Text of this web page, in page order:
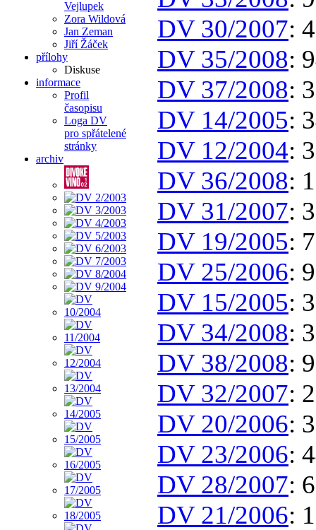
Vejlupek
Zora Wildová
Jan Zeman
Jiří Žáček
přílohy
Diskuse
informace
Profil
časopisu
Loga DV
pro spřátelené
stránky
archiv
DV 30/2007:
DV 35/2008:
DV 37/2008:
DV 14/2005:
DV 12/2004:
DV 36/2008:
DV 31/2007:
DV 19/2005:
DV 25/2006:
DV 15/2005:
DV 34/2008:
DV 38/2008:
DV 32/2007:
DV 20/2006:
DV 23/2006:
DV 28/2007:
DV 21/2006: